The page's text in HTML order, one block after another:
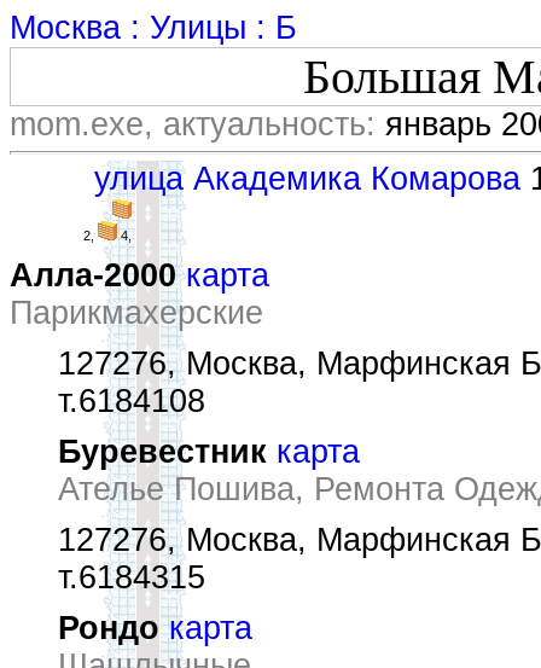
Москва : Улицы : Б
Большая
mom.exe, актуальность: январь
улица Академика Комарова
2, 4,
Алла-2000 карта
Парикмахерские
127276, Москва, Марфинская
т.6184108
Буревестник карта
Ателье Пошива, Ремонта
127276, Москва, Марфинская
т.6184315
Рондо карта